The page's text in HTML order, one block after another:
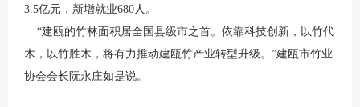
3.5亿元，新增就业680人。
“建瓯的竹林面积居全国县级市之首。依靠科技创新，以竹代
木，以竹胜木，将有力推动建瓯竹产业转型升级。”建瓯市竹业
协会会长阮永庄如是说。